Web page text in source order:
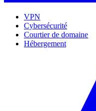
VPN
Cybersécurité
Courtier de domaine
Hébergement